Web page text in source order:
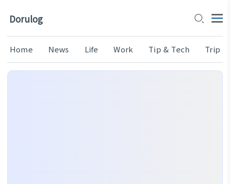
Dorulog
Home News Life Work Tip & Tech Trip